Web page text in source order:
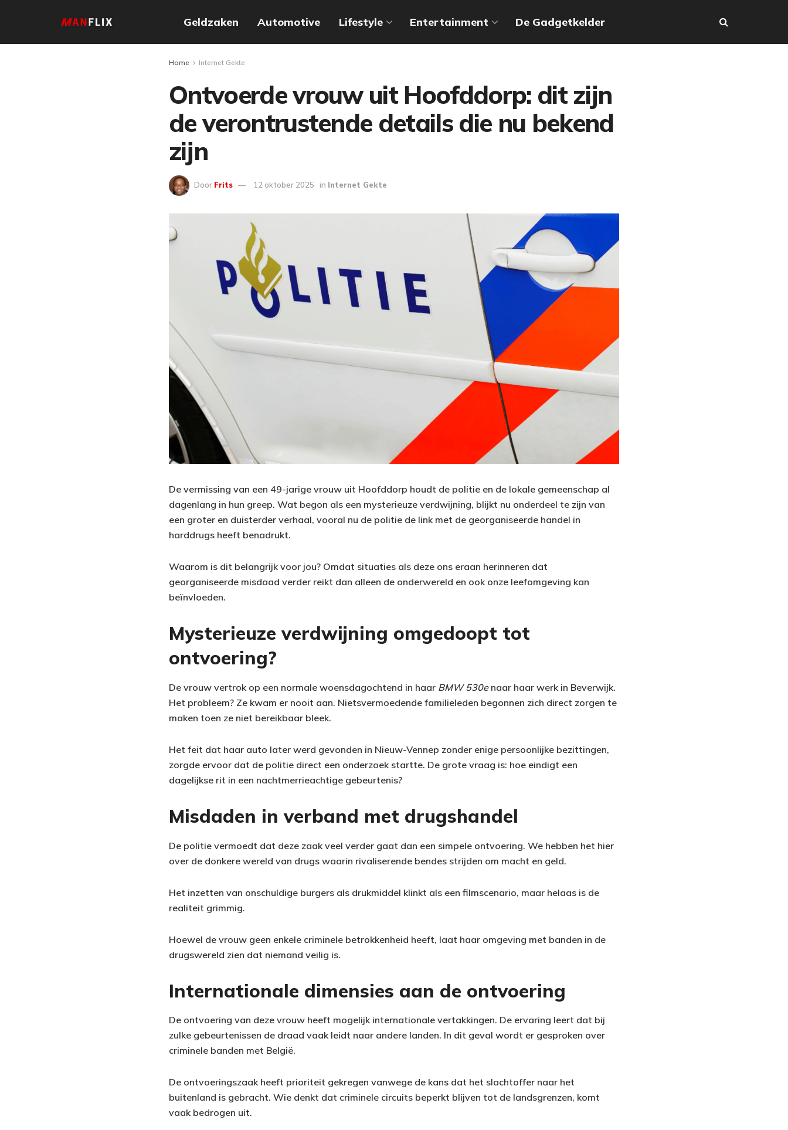
Geldzaken Automotive Lifestyle Entertainment De Gadgetkelder
Home Internet Gekte
Ontvoerde vrouw uit Hoofddorp: dit zijn
de verontrustende details die nu bekend
zijn
Door Frits 12 oktober 2025 in Internet Gekte
De vermissing van een 49-jarige vrouw uit Hoofddorp houdt de politie en de lokale gemeenschap al
dagenlang in hun greep. Wat begon als een mysterieuze verdwijning, blijkt nu onderdeel te zijn van
een groter en duisterder verhaal, vooral nu de politie de link met de georganiseerde handel in
harddrugs heeft benadrukt.
Waarom is dit belangrijk voor jou? Omdat situaties als deze ons eraan herinneren dat
georganiseerde misdaad verder reikt dan alleen de onderwereld en ook onze leefomgeving kan
beïnvloeden.
Mysterieuze verdwijning omgedoopt tot
ontvoering?
De vrouw vertrok op een normale woensdagochtend in haar BMW 530enaar haar werk in Beverwijk.
Het probleem? Ze kwam er nooit aan. Nietsvermoedende familieleden begonnen zich direct zorgen te
maken toen ze niet bereikbaar bleek.
Het feit dat haar auto later werd gevonden in Nieuw-Vennep zonder enige persoonlijke bezittingen,
zorgde ervoor dat de politie direct een onderzoek startte. De grote vraag is: hoe eindigt een
dagelijkse rit in een nachtmerrieachtige gebeurtenis?
Misdaden in verband met drugshandel
De politie vermoedt dat deze zaak veel verder gaat dan een simpele ontvoering. We hebben het hier
over de donkere wereld van drugs waarin rivaliserende bendes strijden om macht en geld.
Het inzetten van onschuldige burgers als drukmiddel klinkt als een filmscenario, maar helaas is de
realiteit grimmig.
Hoewel de vrouw geen enkele criminele betrokkenheid heeft, laat haar omgeving met banden in de
drugswereld zien dat niemand veilig is.
Internationale dimensies aan de ontvoering
De ontvoering van deze vrouw heeft mogelijk internationale vertakkingen. De ervaring leert dat bij
zulke gebeurtenissen de draad vaak leidt naar andere landen. In dit geval wordt er gesproken over
criminele banden met België.
De ontvoeringszaak heeft prioriteit gekregen vanwege de kans dat het slachtoffer naar het
buitenland is gebracht. Wie denkt dat criminele circuits beperkt blijven tot de landsgrenzen, komt
vaak bedrogen uit.